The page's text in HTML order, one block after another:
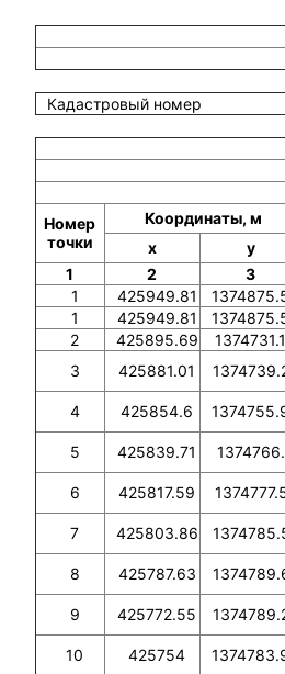
Кадастровый номер
Номер
точки
Координаты, м
x
y
1
2 3
1
425949.81
1
425949.81
2
425895.69
3
425881.01
4
425854.6
5
425839.71
6
425817.59
7
425803.86
8
425787.63
9
425772.55
10
425754